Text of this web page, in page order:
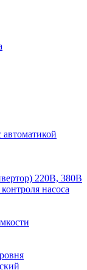
220В, 380В
насоса